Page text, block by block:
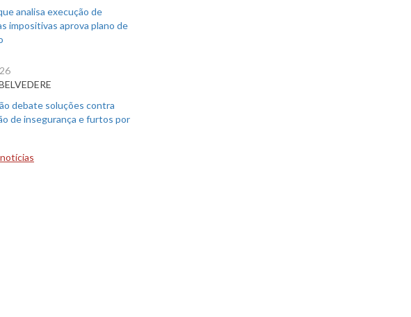
analisa execução de
impositivas aprova plano de
debate soluções contra
de insegurança e furtos por